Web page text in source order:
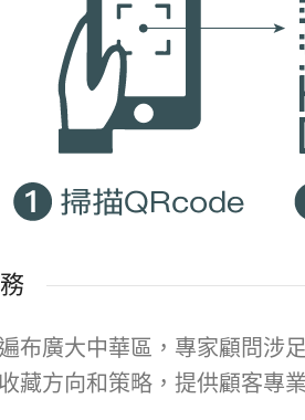
布廣大中華區，專家顧問涉
藏方向和策略，提供顧客專